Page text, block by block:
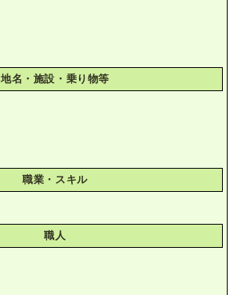
地名・施設・乗り物等
職業・スキル
職人